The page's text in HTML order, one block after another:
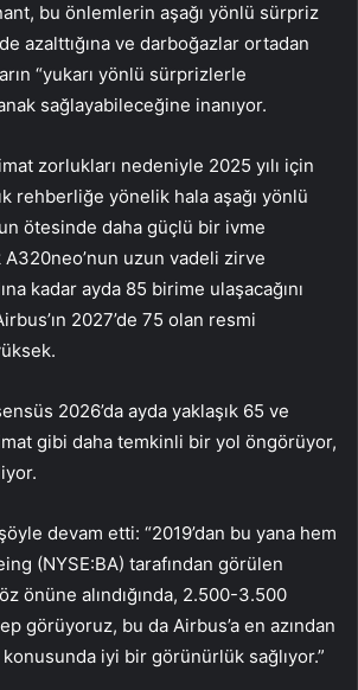
bu önlemlerin aşağı yönlü sürpriz
azalttığına ve darboğazlar ortadan
“yukarı yönlü sürprizlerle
sağlayabileceğine inanıyor.
zorlukları nedeniyle 2025 yılı için
rehberliğe yönelik hala aşağı yönlü
ötesinde daha güçlü bir ivme
A320neo’nun uzun vadeli zirve
kadar ayda 85 birime ulaşacağını
2027’de 75 olan resmi
2026’da ayda yaklaşık 65 ve
gibi daha temkinli bir yol öngörüyor,
devam etti: “2019’dan bu yana hem
(NYSE:BA) tarafından görülen
önüne alındığında, 2.500-3.500
görüyoruz, bu da Airbus’a en azından
konusunda iyi bir görünürlük sağlıyor.”